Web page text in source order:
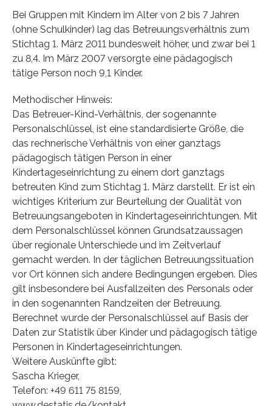
Bei Gruppen mit Kindern im Alter von 2 bis 7 Jahren
(ohne Schulkinder) lag das Betreuungsverhältnis zum
Stichtag 1. März 2011 bundesweit höher, und zwar bei 1
zu 8,4. Im März 2007 versorgte eine pädagogisch
tätige Person noch 9,1 Kinder.
Methodischer Hinweis:
Das Betreuer-Kind-Verhältnis, der sogenannte
Personalschlüssel, ist eine standardisierte Größe, die
das rechnerische Verhältnis von einer ganztags
pädagogisch tätigen Person in einer
Kindertageseinrichtung zu einem dort ganztags
betreuten Kind zum Stichtag 1. März darstellt. Er ist ein
wichtiges Kriterium zur Beurteilung der Qualität von
Betreuungsangeboten in Kindertageseinrichtungen. Mit
dem Personalschlüssel können Grundsatzaussagen
über regionale Unterschiede und im Zeitverlauf
gemacht werden. In der täglichen Betreuungssituation
vor Ort können sich andere Bedingungen ergeben. Dies
gilt insbesondere bei Ausfallzeiten des Personals oder
in den sogenannten Randzeiten der Betreuung.
Berechnet wurde der Personalschlüssel auf Basis der
Daten zur Statistik über Kinder und pädagogisch tätige
Personen in Kindertageseinrichtungen.
Weitere Auskünfte gibt:
Sascha Krieger,
Telefon: +49 611 75 8159,